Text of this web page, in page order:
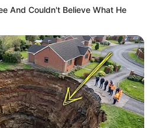
And Couldn't Believe What He